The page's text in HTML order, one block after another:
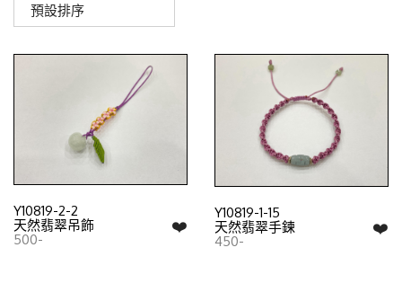
預設排序
Y10819-2-2
❤️
天然翡翠吊飾
500-
Y10819-1-15
❤️
天然翡翠手鍊
450-